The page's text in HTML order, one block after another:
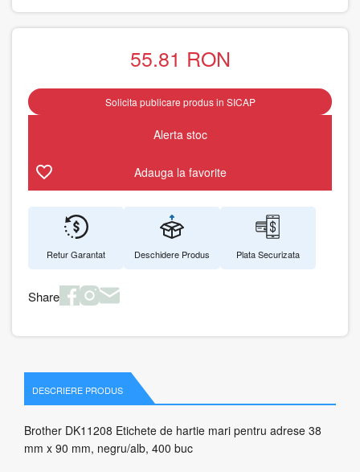
55.81 RON
Solicita publicare produs in SICAP
Alerta stoc
Adauga la favorite
Retur Garantat Deschidere Produs Plata Securizata
Share
DESCRIERE PRODUS
Brother DK11208 Etichete de hartie mari pentru adrese 38
mm x 90 mm, negru/alb, 400 buc